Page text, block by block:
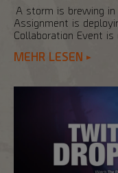
A storm is brewing
Assignment is
Collaboration Event is
MEHR LESEN